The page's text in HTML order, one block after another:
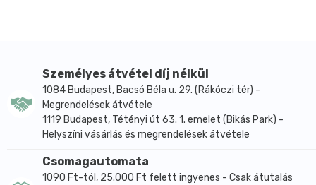
és ragyogó fényt nyújt a hajnak. A Colour & Care
termékek erősítik a hajszálakat és segítik megóvni a
káros UV sugárzással szemben. Új hajszíned most
még tovább élvezheted! A bio argán olaj, fitokeratin
és B5-provitamin erősíti, hidratálja, valamint
selymesen puhává teszi a hajat. Tökéletes
őszhajfedést biztosít, hatása 6-8 hétig tart.
Személyes átvétel díj nélkül
1084 Budapest, Bacsó Béla u. 29. (Rákóczi tér) -
Megrendelések átvétele
1119 Budapest, Tétényi út 63. 1. emelet (Bikás Park) -
Helyszíni vásárlás és megrendelések átvétele
Csomagautomata
1090 Ft-tól, 25.000 Ft felett ingyenes - Csak átutalás